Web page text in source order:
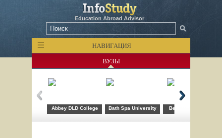
Education Abroad Advisor
НАВИГАЦИЯ
ВУЗЫ
Abbey DLD College Bath Spa University Bellerbys College